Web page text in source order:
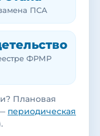
ПСА
ФРМР
Плановая
периодическая